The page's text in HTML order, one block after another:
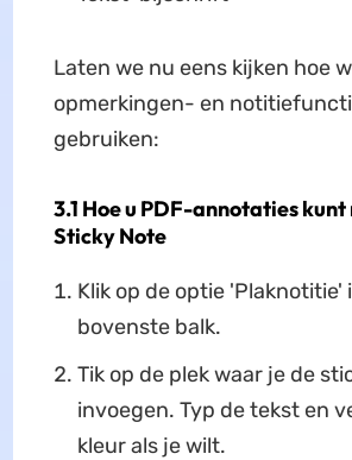
Laten we nu eens kijken hoe
opmerkingen- en
gebruiken:
3.1 Hoe u PDF-annotaties
Sticky Note
Klik op de optie 'Plaknotitie'
bovenste balk.
Tik op de plek waar je de
invoegen. Typ de tekst en
kleur als je wilt.